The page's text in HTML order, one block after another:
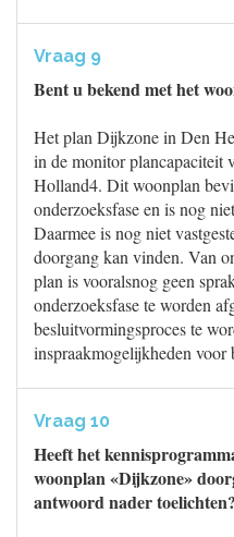
Vraag 9
Bent u bekend met het
Het plan Dijkzone in Den
in de monitor plancapaciteit
Holland4. Dit woonplan
onderzoeksfase en is nog
Daarmee is nog niet
doorgang kan vinden. Van
plan is vooralsnog geen
onderzoeksfase te worden
besluitvormingsproces te
inspraakmogelijkheden voor
Vraag 10
Heeft het
woonplan «Dijkzone»
antwoord nader toelichten?